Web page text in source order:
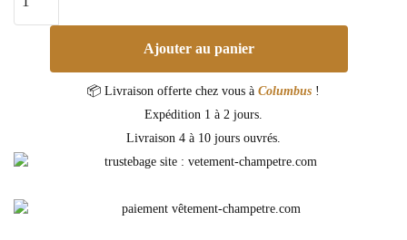
Ajouter au panier
📦 Livraison offerte chez vous à Columbus !
Expédition 1 à 2 jours.
Livraison 4 à 10 jours ouvrés.